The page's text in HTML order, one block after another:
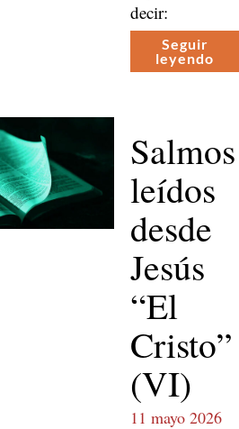
decir:
Seguir
leyen­do
Salmos
leídos
desde
Jesús
“El
Cristo”
(VI)
11 mayo 2026